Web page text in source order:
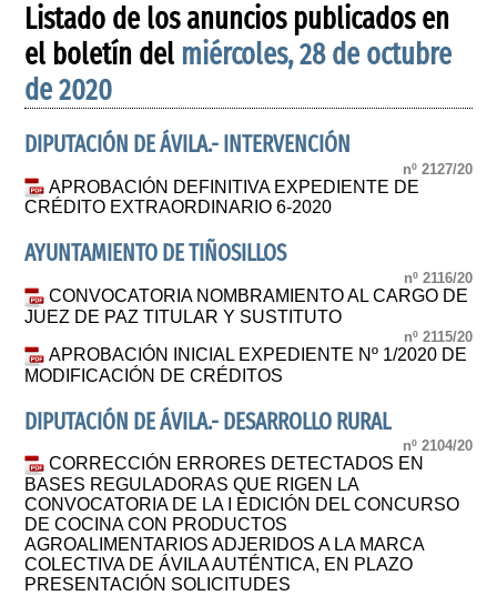
Listado de los anuncios publicados en
el boletín del miércoles, 28 de octubre
de 2020
DIPUTACIÓN DE ÁVILA.- INTERVENCIÓN
nº 2127/20
APROBACIÓN DEFINITIVA EXPEDIENTE DE
CRÉDITO EXTRAORDINARIO 6-2020
AYUNTAMIENTO DE TIÑOSILLOS
nº 2116/20
CONVOCATORIA NOMBRAMIENTO AL CARGO DE
JUEZ DE PAZ TITULAR Y SUSTITUTO
nº 2115/20
APROBACIÓN INICIAL EXPEDIENTE Nº 1/2020 DE
MODIFICACIÓN DE CRÉDITOS
DIPUTACIÓN DE ÁVILA.- DESARROLLO RURAL
nº 2104/20
CORRECCIÓN ERRORES DETECTADOS EN
BASES REGULADORAS QUE RIGEN LA
CONVOCATORIA DE LA I EDICIÓN DEL CONCURSO
DE COCINA CON PRODUCTOS
AGROALIMENTARIOS ADJERIDOS A LA MARCA
COLECTIVA DE ÁVILA AUTÉNTICA, EN PLAZO
PRESENTACIÓN SOLICITUDES